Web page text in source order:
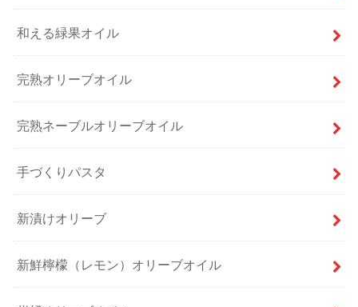
和える緑果オイル
完熟オリーブオイル
完熟ネーブルオリーブオイル
手づくりパスタ
新漬けオリーブ
新鮮檸檬（レモン）オリーブオイル